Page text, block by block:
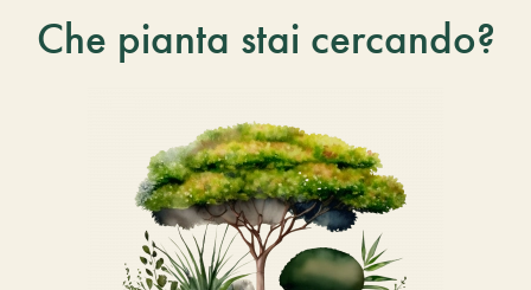
Che pianta stai cercando?